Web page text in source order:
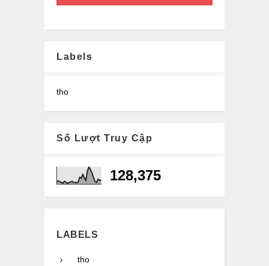
Labels
tho
Số Lượt Truy Cập
128,375
LABELS
tho